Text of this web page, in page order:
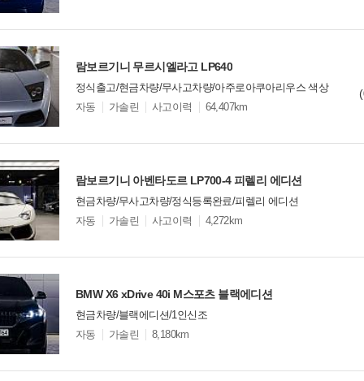
션
람보르기니 무르시엘라고 LP640
정식출고/현금차량/무사고차량/아주로아쿠아리우스 색상
모
션
자동 가솔린 사고이력 64,407km
람보르기니 아벤타도르 LP700-4 피렐리 에디션
현금차량/무사고차량/정식등록완료/피렐리 에디션
모
션
자동 가솔린 사고이력 4,272km
BMW X6 xDrive 40i M스포츠 블랙에디션
현금차량/블랙에디션/1인신조
모
션
자동 가솔린 8,180km